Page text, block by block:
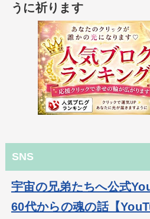
うに祈ります
SNS
宇宙の兄弟たちへ公式
60代からの魂の話【